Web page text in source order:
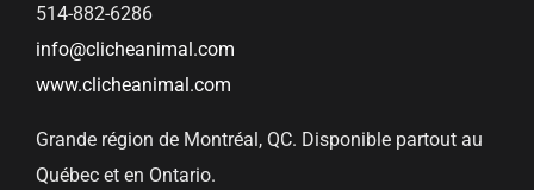
514-882-6286
info@clicheanimal.com
www.clicheanimal.com
Grande région de Montréal, QC. Disponible partout au
Québec et en Ontario.